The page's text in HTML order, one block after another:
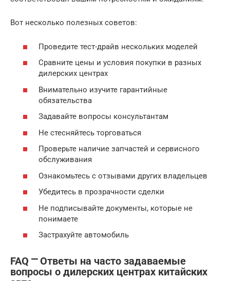
Вот несколько полезных советов:
Проведите тест-драйв нескольких моделей
Сравните цены и условия покупки в разных
дилерских центрах
Внимательно изучите гарантийные
обязательства
Задавайте вопросы консультантам
Не стесняйтесь торговаться
Проверьте наличие запчастей и сервисного
обслуживания
Ознакомьтесь с отзывами других владельцев
Убедитесь в прозрачности сделки
Не подписывайте документы, которые не
понимаете
Застрахуйте автомобиль
FAQ ⎻ Ответы на часто задаваемые
вопросы о дилерских центрах китайских